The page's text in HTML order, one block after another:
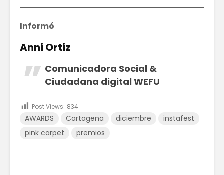
Informó
Anni Ortiz
Comunicadora Social &
Ciudadana digital WEFU
Post Views: 834
AWARDS Cartagena diciembre
instafest
pink carpet
premios